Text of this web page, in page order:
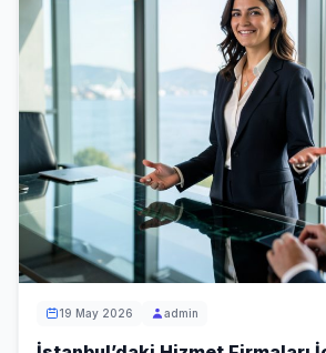
19 May 2026 admin